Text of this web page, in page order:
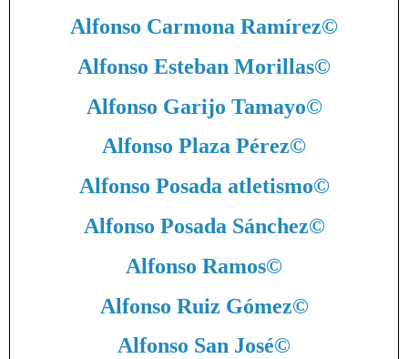
Alfonso Carmona Ramírez©
Alfonso Esteban Morillas©
Alfonso Garijo Tamayo©
Alfonso Plaza Pérez©
Alfonso Posada atletismo©
Alfonso Posada Sánchez©
Alfonso Ramos©
Alfonso Ruiz Gómez©
Alfonso San José©